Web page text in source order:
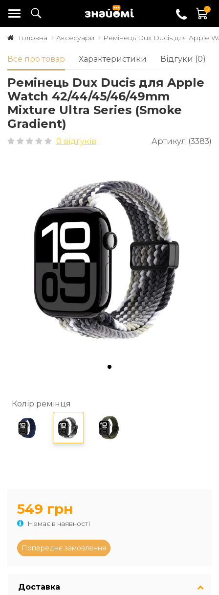
0
Головна Аксесуари Ремінець Dux Ducis для Apple
Все про товар Характеристики Відгуки (0)
Ремінець Dux Ducis для Apple
Watch 42/44/45/46/49mm
Mixture Ultra Series (Smoke
Gradient)
0 відгуків Артикул (3383)
Колір ремінця
549 грн
Немає в наявності
Доставка